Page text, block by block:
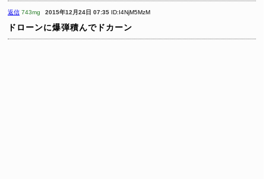
返信 743mg 2015年12月24日 07:35 ID:I4NjM5MzM
ドローンに爆弾積んでドカーン